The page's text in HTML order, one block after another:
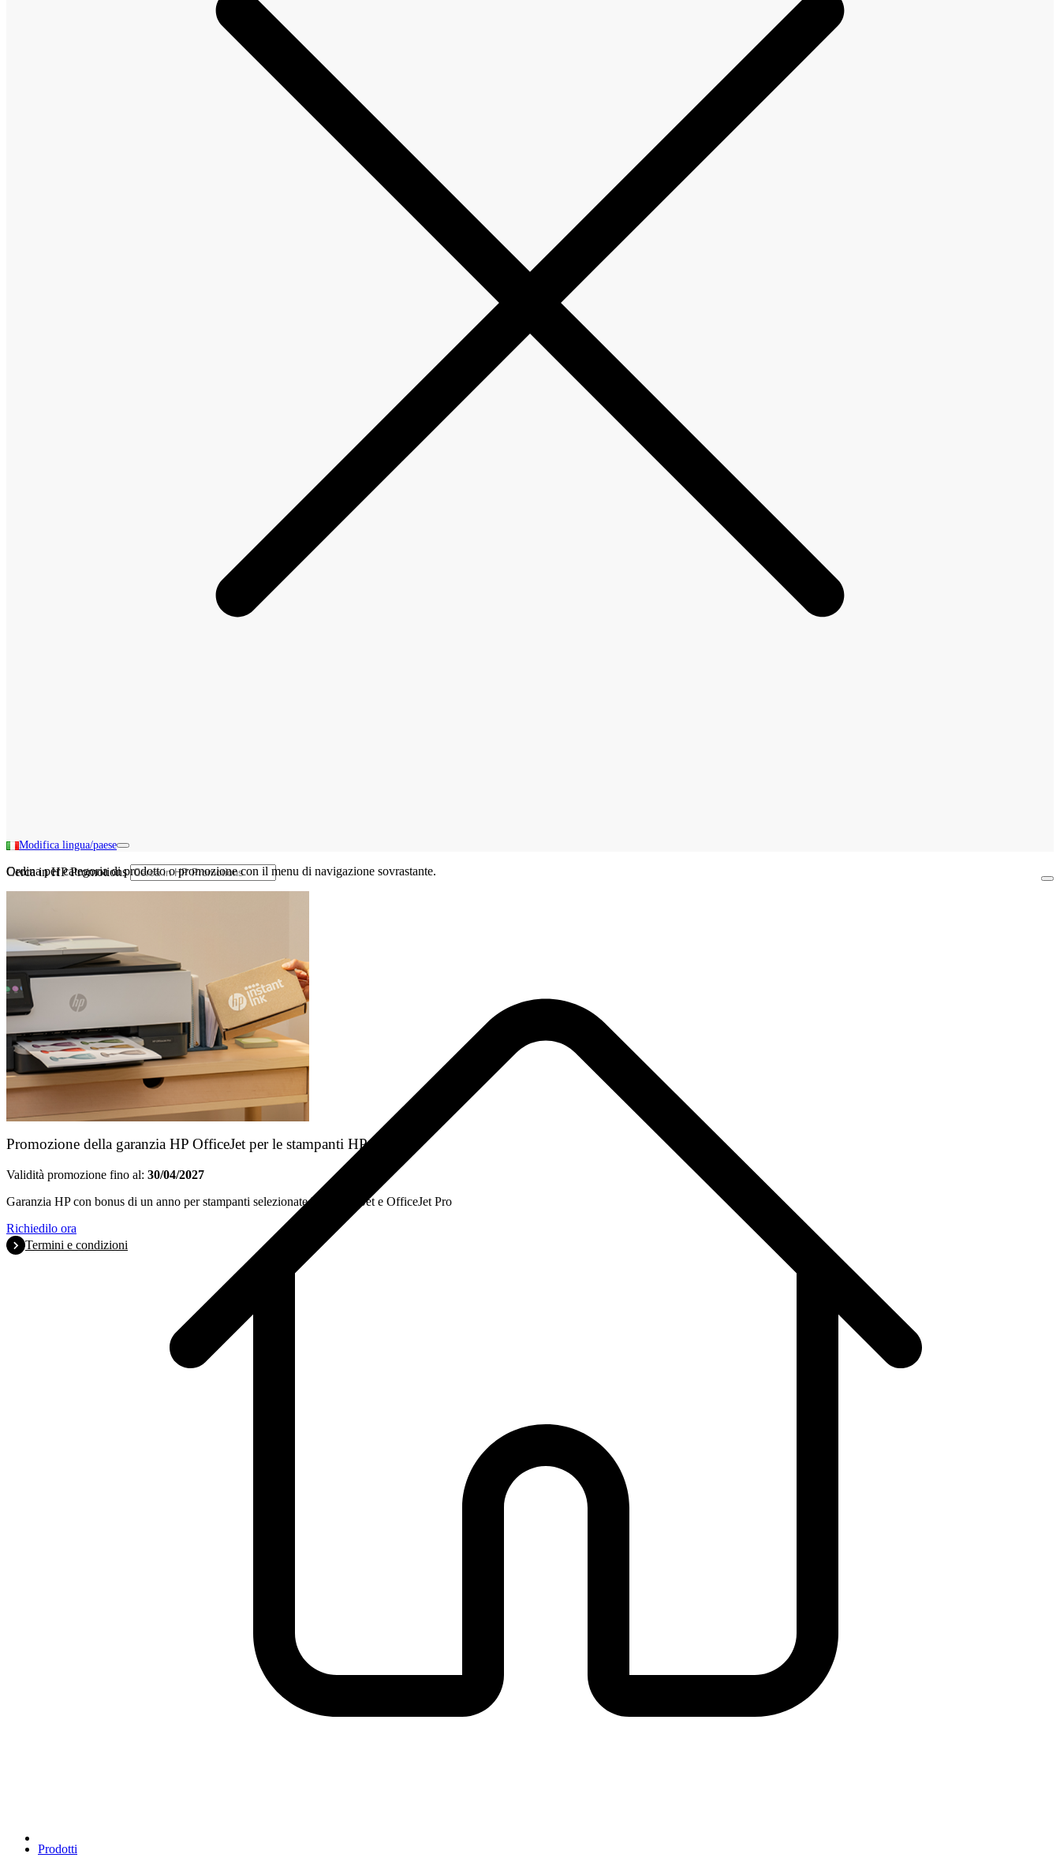
Prodotti
Modifica lingua/paese
Cerca in HP Promotions
Ordina per categoria di prodotto o promozione con il menu di navigazione sovrastante.
Promozione della garanzia HP OfficeJet per le stampanti HP+ idonee
Validità promozione fino al: 30/04/2027
Garanzia HP con bonus di un anno per stampanti selezionate HP OfficeJet e OfficeJet Pro
Richiedilo ora
Termini e condizioni